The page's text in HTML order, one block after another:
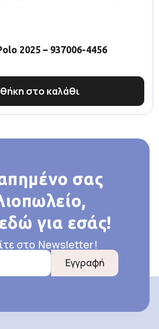
2025 – 937006-4456
στο καλάθι
σας
για εσάς!
στο Newsletter!
Εγγραφή